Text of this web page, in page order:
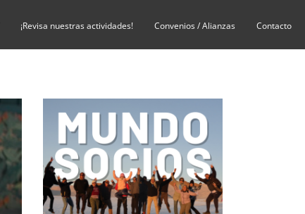
¡Revisa nuestras actividades! Convenios / Alianzas Contacto